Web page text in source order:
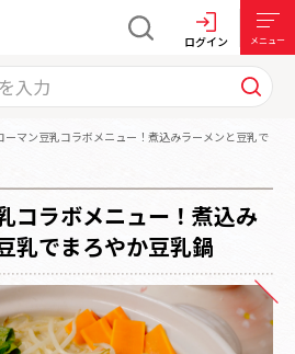
ログイン メニュー
ーマン豆乳コラボメニュー！煮込みラーメンと豆乳で
コラボメニュー！煮込み
乳でまろやか豆乳鍋